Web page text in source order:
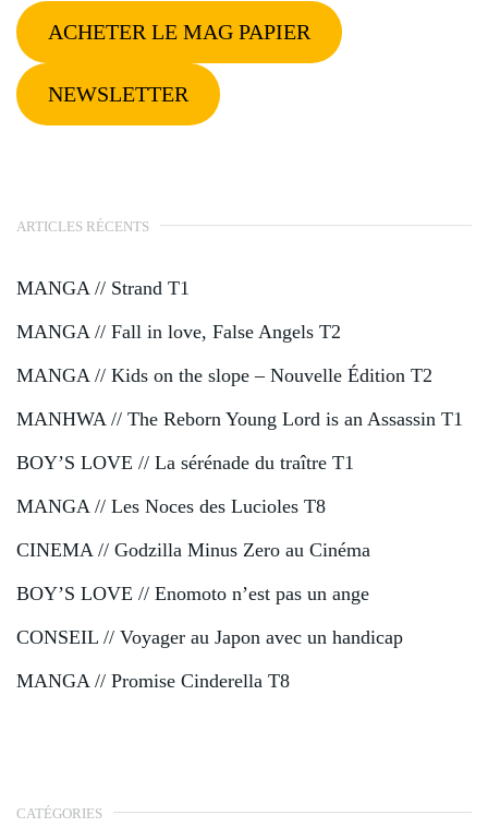
ACHETER LE MAG PAPIER
NEWSLETTER
ARTICLES RÉCENTS
MANGA // Strand T1
MANGA // Fall in love, False Angels T2
MANGA // Kids on the slope – Nouvelle Édition T2
MANHWA // The Reborn Young Lord is an Assassin T1
BOY’S LOVE // La sérénade du traître T1
MANGA // Les Noces des Lucioles T8
CINEMA // Godzilla Minus Zero au Cinéma
BOY’S LOVE // Enomoto n’est pas un ange
CONSEIL // Voyager au Japon avec un handicap
MANGA // Promise Cinderella T8
CATÉGORIES